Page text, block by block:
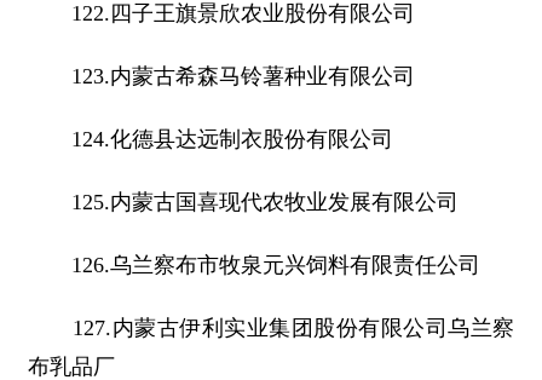
122.四子王旗景欣农业股份有限公司
123.内蒙古希森马铃薯种业有限公司
124.化德县达远制衣股份有限公司
125.内蒙古国喜现代农牧业发展有限公司
126.乌兰察布市牧泉元兴饲料有限责任公司
127.内蒙古伊利实业集团股份有限公司乌兰察
布乳品厂